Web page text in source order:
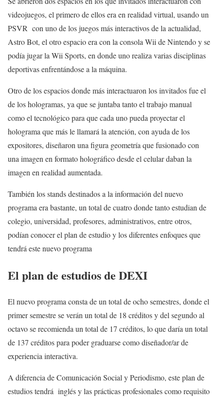
videojuegos, el primero de ellos era en realidad virtual, usando un
PSVR con uno de los juegos más interactivos de la actualidad,
Astro Bot, el otro espacio era con la consola Wii de Nintendo y se
podía jugar la Wii Sports, en donde uno realiza varias disciplinas
deportivas enfrentándose a la máquina.
Otro de los espacios donde más interactuaron los invitados fue el
de los hologramas, ya que se juntaba tanto el trabajo manual
como el tecnológico para que cada uno pueda proyectar el
holograma que más le llamará la atención, con ayuda de los
expositores, diseñaron una figura geometría que fusionado con
una imagen en formato holográfico desde el celular daban la
imagen en realidad aumentada.
También los stands destinados a la información del nuevo
programa era bastante, un total de cuatro donde tanto estudian de
colegio, universidad, profesores, administrativos, entre otros,
podían conocer el plan de estudio y los diferentes enfoques que
tendrá este nuevo programa
El plan de estudios de DEXI
El nuevo programa consta de un total de ocho semestres, donde el
primer semestre se verán un total de 18 créditos y del segundo al
octavo se recomienda un total de 17 créditos, lo que daría un total
de 137 créditos para poder graduarse como diseñador/ar de
experiencia interactiva.
A diferencia de Comunicación Social y Periodismo, este plan de
estudios tendrá inglés y las prácticas profesionales como requisito